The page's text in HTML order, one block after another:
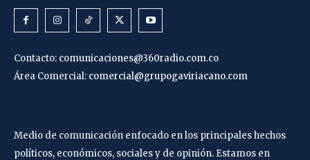
Contacto: comunicaciones@360radio.com.co
Área Comercial: comercial@grupogaviriacano.com
Medio de comunicación enfocado en los principales hechos
políticos, económicos, sociales y de opinión. Estamos en